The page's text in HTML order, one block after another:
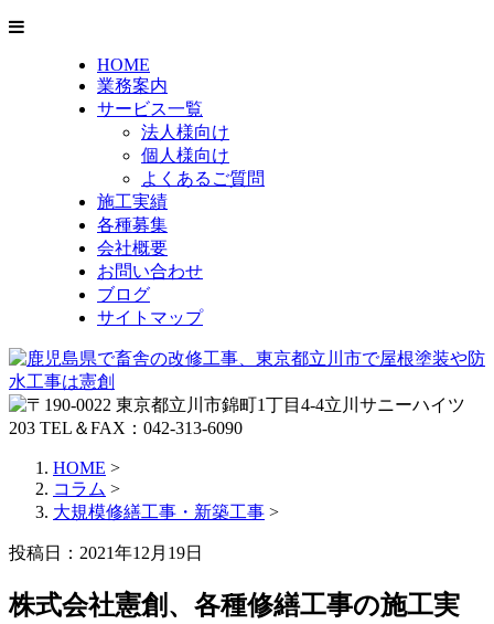
HOME
業務案内
サービス一覧
法人様向け
個人様向け
よくあるご質問
施工実績
各種募集
会社概要
お問い合わせ
ブログ
サイトマップ
HOME >
コラム >
大規模修繕工事・新築工事 >
投稿日：2021年12月19日
株式会社憲創、各種修繕工事の施工実